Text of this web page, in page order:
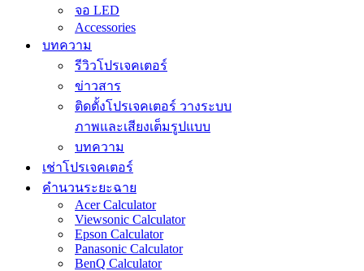
จอ LED
Accessories
บทความ
รีวิวโปรเจคเตอร์
ข่าวสาร
ติดตั้งโปรเจคเตอร์ วางระบบ
ภาพและเสียงเต็มรูปแบบ
บทความ
เช่าโปรเจคเตอร์
คำนวนระยะฉาย
Acer Calculator
Viewsonic Calculator
Epson Calculator
Panasonic Calculator
BenQ Calculator